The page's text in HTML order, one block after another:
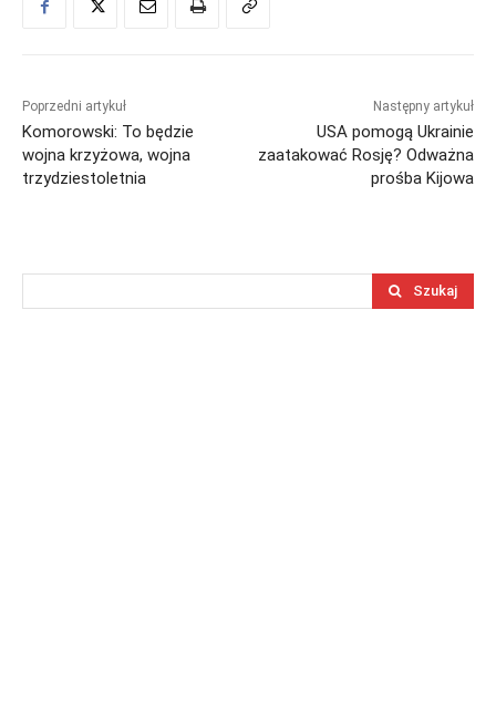
Poprzedni artykuł
Komorowski: To będzie
wojna krzyżowa, wojna
trzydziestoletnia
Następny artykuł
USA pomogą Ukrainie
zaatakować Rosję? Odważna
prośba Kijowa
Szukaj